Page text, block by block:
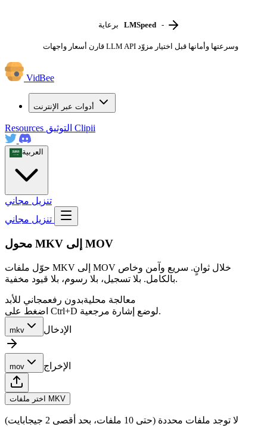
برعاية LMSpeed -
قارن أسعار واجهات LLM API وسرعتها وأمانها قبل اختيار مزوّد
VidBee
أدوات عبر الإنترنت
Resources Clipii
العربية
تنزيل مجاني
محول MKV إلى MOV
حوّل ملفات MKV إلى MOV خلال ثوانٍ. سريع وآمن وخاص
بالكامل. بلا تسجيل، بلا رسوم، بلا قيود مخفية.
معالجة محليةبدون رفعمجاني للأبد
اضغط على Ctrl+D لوضع إشارة مرجعية.
mkv الإدخال
mov الإخراج
اختر ملفات MKV
لا توجد ملفات محددة (حتى 10 ملفات، بحد أقصى 2 جيجابايت)